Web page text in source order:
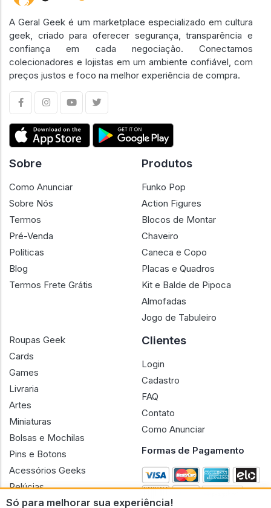
Só para melhorar sua experiência!
A Geral Geek é um marketplace especializado em cultura
geek, criado para oferecer segurança, transparência e
confiança em cada negociação. Conectamos
colecionadores e lojistas em um ambiente confiável, com
preços justos e foco na melhor experiência de compra.
Sobre
Como Anunciar
Sobre Nós
Termos
Pré-Venda
Políticas
Blog
Termos Frete Grátis
Produtos
Funko Pop
Action Figures
Blocos de Montar
Chaveiro
Caneca e Copo
Placas e Quadros
Kit e Balde de Pipoca
Almofadas
Jogo de Tabuleiro
Roupas Geek
Cards
Games
Livraria
Artes
Miniaturas
Bolsas e Mochilas
Pins e Botons
Acessórios Geeks
Pelúcias
Bonecas
Clientes
Login
Cadastro
FAQ
Contato
Como Anunciar
Formas de Pagamento